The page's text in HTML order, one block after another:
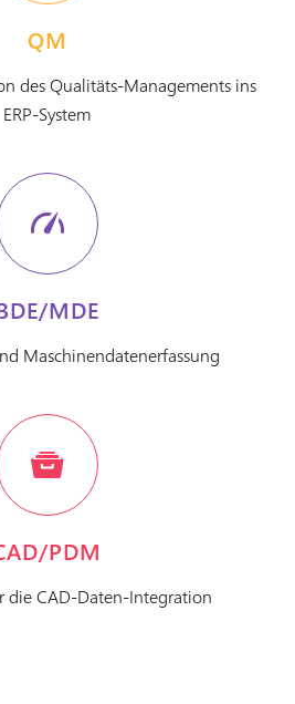
QM
des Qualitäts-Managements ins
ERP-System
MDE
Maschinendatenerfassung
PDM
die CAD-Daten-Integration